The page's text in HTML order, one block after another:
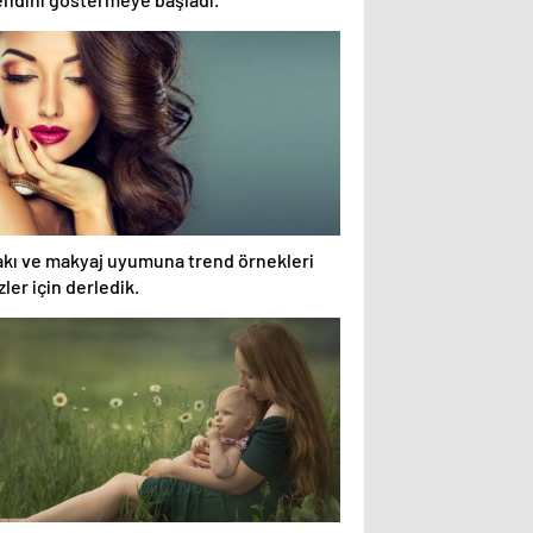
ve makyaj uyumuna trend örnekleri
için derledik.